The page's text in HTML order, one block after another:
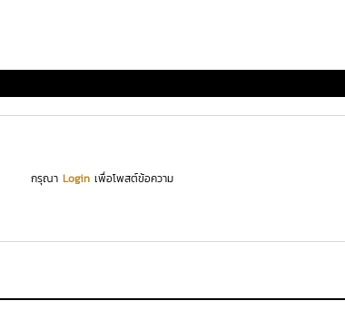
กรุณา Loginเพื่อโพสต์ข้อความ